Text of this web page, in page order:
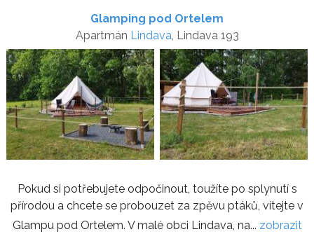
Glamping pod Ortelem
Apartmán Lindava , Lindava 193
Pokud si potřebujete odpočinout, toužíte po splynutí s
přírodou a chcete se probouzet za zpěvu ptáků, vítejte v
Glampu pod Ortelem. V malé obci Lindava, na... zobrazit